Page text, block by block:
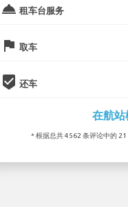
room_service 租车台服务
flag 取车
beenhere 还车
在航站
* 根据总共 4562 条评论中的 21